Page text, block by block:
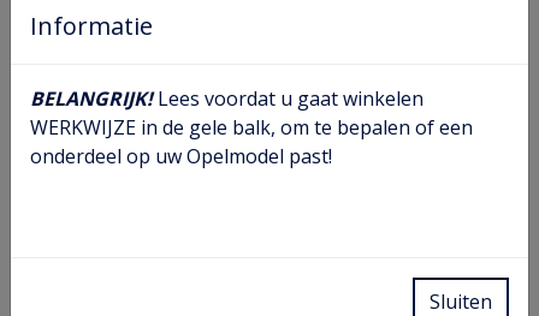
Injector leiding nr.2 23
Van K1000099- tot einde
Informatie
BELANGRIJK!Lees voordat u gaat winkelen
WERKWIJZE in de gele balk, om te bepalen of een
onderdeel op uw Opelmodel past!
Sluiten